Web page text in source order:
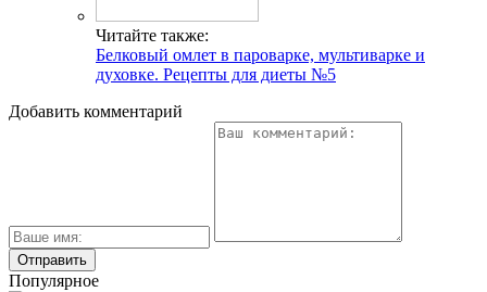
Читайте также:
Белковый омлет в пароварке, мультиварке и
духовке. Рецепты для диеты №5
Добавить комментарий
Популярное